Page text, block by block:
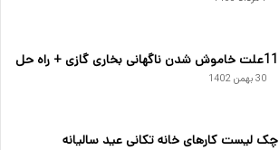
11علت خاموش شدن ناگهانی بخاری گازی + راه حل
30 بهمن 1402
چک لیست کارهای خانه تکانی عید سالیانه